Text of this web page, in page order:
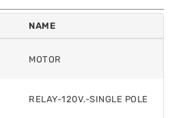
NAME
MOTOR
RELAY-120V.-SINGLE POLE